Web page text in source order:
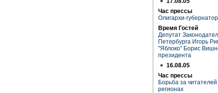
Час прессы
Олигархи-
Время Гостей
Депутат
Петербурга Игорь
"Яблоко" Борис
президента
16.08.05
Час прессы
Борьба за
регионах